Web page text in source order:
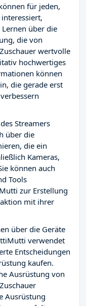
für jeden,
über die
die von
wertvolle
hochwertiges
können
die gerade erst
Streamers
über die
die ein
Kameras,
können auch
Tools
zur Erstellung
mit ihrer
über die Geräte
verwendet
Entscheidungen
kaufen.
Ausrüstung von
Ausrüstung